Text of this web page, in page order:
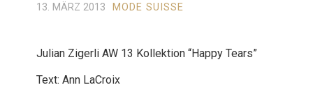
13. MÄRZ 2013 MODE SUISSE
Julian Zigerli AW 13 Kollektion “Happy Tears”
Text: Ann LaCroix